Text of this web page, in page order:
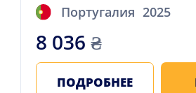
Португалия 2025
8 036 ₴
ПОДРОБНЕЕ